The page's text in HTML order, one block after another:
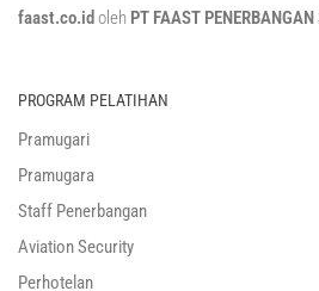
faast.co.id oleh PT FAAST
PROGRAM PELATIHAN
Pramugari
Pramugara
Staff Penerbangan
Aviation Security
Perhotelan